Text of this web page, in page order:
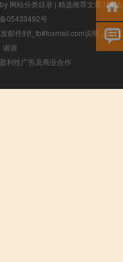
网站分类目录 | 精选推荐文章 |网站
05433492号
邮件到f_fb#foxmail.com说明，我们
谢谢
利性广告及商业合作